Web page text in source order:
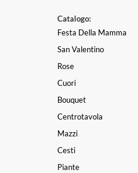
Catalogo:
Festa Della Mamma
San Valentino
Rose
Cuori
Bouquet
Centrotavola
Mazzi
Cesti
Piante